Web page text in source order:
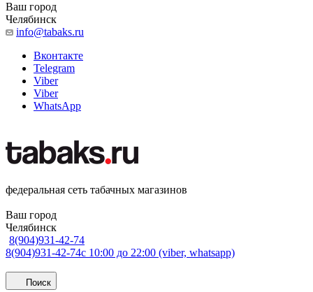
Ваш город
Челябинск
info@tabaks.ru
Вконтакте
Telegram
Viber
Viber
WhatsApp
федеральная сеть табачных магазинов
Ваш город
Челябинск
8(904)931-42-74
8(904)931-42-74с 10:00 до 22:00 (viber, whatsapp)
Поиск